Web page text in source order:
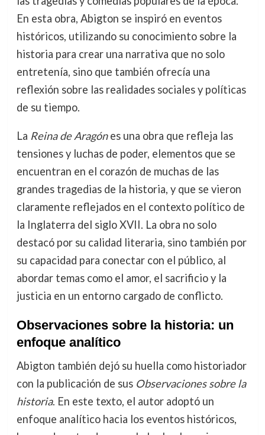
En esta obra, Abigton se inspiró en eventos
históricos, utilizando su conocimiento sobre la
historia para crear una narrativa que no solo
entretenía, sino que también ofrecía una
reflexión sobre las realidades sociales y políticas
de su tiempo.
La Reina de Aragónes una obra que refleja las
tensiones y luchas de poder, elementos que se
encuentran en el corazón de muchas de las
grandes tragedias de la historia, y que se vieron
claramente reflejados en el contexto político de
la Inglaterra del siglo XVII. La obra no solo
destacó por su calidad literaria, sino también por
su capacidad para conectar con el público, al
abordar temas como el amor, el sacrificio y la
justicia en un entorno cargado de conflicto.
Observaciones sobre la historia: un
enfoque analítico
Abigton también dejó su huella como historiador
con la publicación de sus Observaciones sobre la
historia. En este texto, el autor adoptó un
enfoque analítico hacia los eventos históricos,